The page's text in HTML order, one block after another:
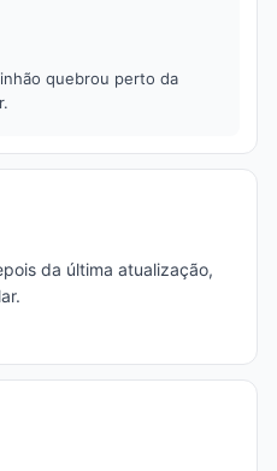
quebrou perto da
da última atualização,